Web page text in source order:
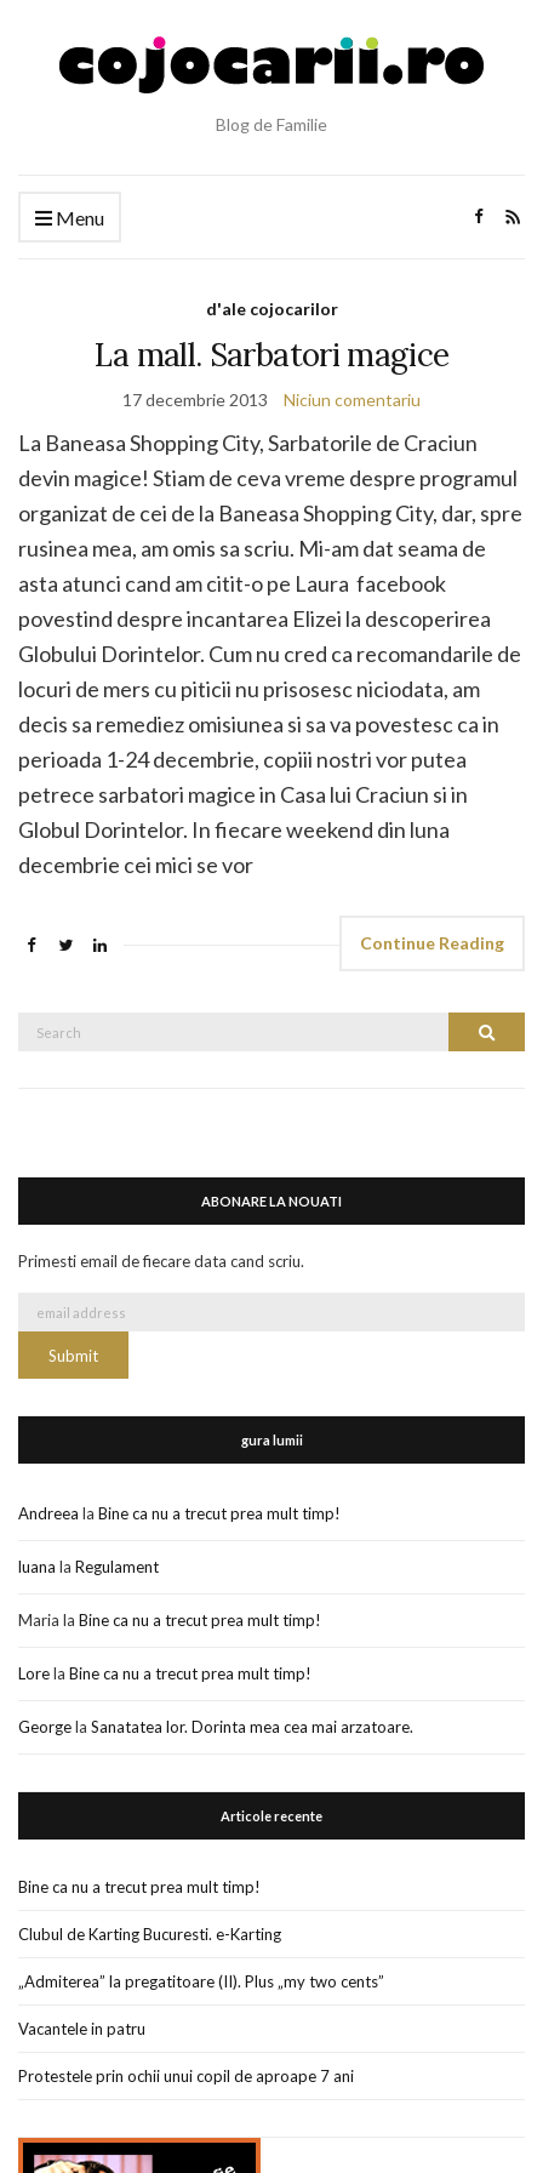
Blog de Familie
Menu
d'ale cojocarilor
La mall. Sarbatori magice
17 decembrie 2013 Niciun comentariu
La Baneasa Shopping City, Sarbatorile de Craciun
devin magice! Stiam de ceva vreme despre programul
organizat de cei de la Baneasa Shopping City, dar, spre
rusinea mea, am omis sa scriu. Mi-am dat seama de
asta atunci cand am citit-o pe Laura facebook
povestind despre incantarea Elizei la descoperirea
Globului Dorintelor. Cum nu cred ca recomandarile de
locuri de mers cu piticii nu prisosesc niciodata, am
decis sa remediez omisiunea si sa va povestesc ca in
perioada 1-24 decembrie, copiii nostri vor putea
petrece sarbatori magice in Casa lui Craciun si in
Globul Dorintelor. In fiecare weekend din luna
decembrie cei mici se vor
Continue Reading
Search
ABONARE LA NOUATI
Primesti email de fiecare data cand scriu.
gura lumii
Andreea la Bine ca nu a trecut prea mult timp!
luana la Regulament
Maria la Bine ca nu a trecut prea mult timp!
Lorela Bine ca nu a trecut prea mult timp!
Georgela Sanatatea lor. Dorinta mea cea mai arzatoare.
Articole recente
Bine ca nu a trecut prea mult timp!
Clubul de Karting Bucuresti. e-Karting
„Admiterea” la pregatitoare (II). Plus „my two cents”
Vacantele in patru
Protestele prin ochii unui copil de aproape 7 ani